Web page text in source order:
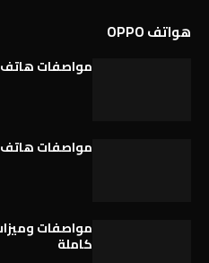
هواتف OPPO
مواصفات هاتف Oppo A7 Pro Max كاملة
مواصفات هاتف Oppo Reno 16 Pro 5G كاملة
كاملة